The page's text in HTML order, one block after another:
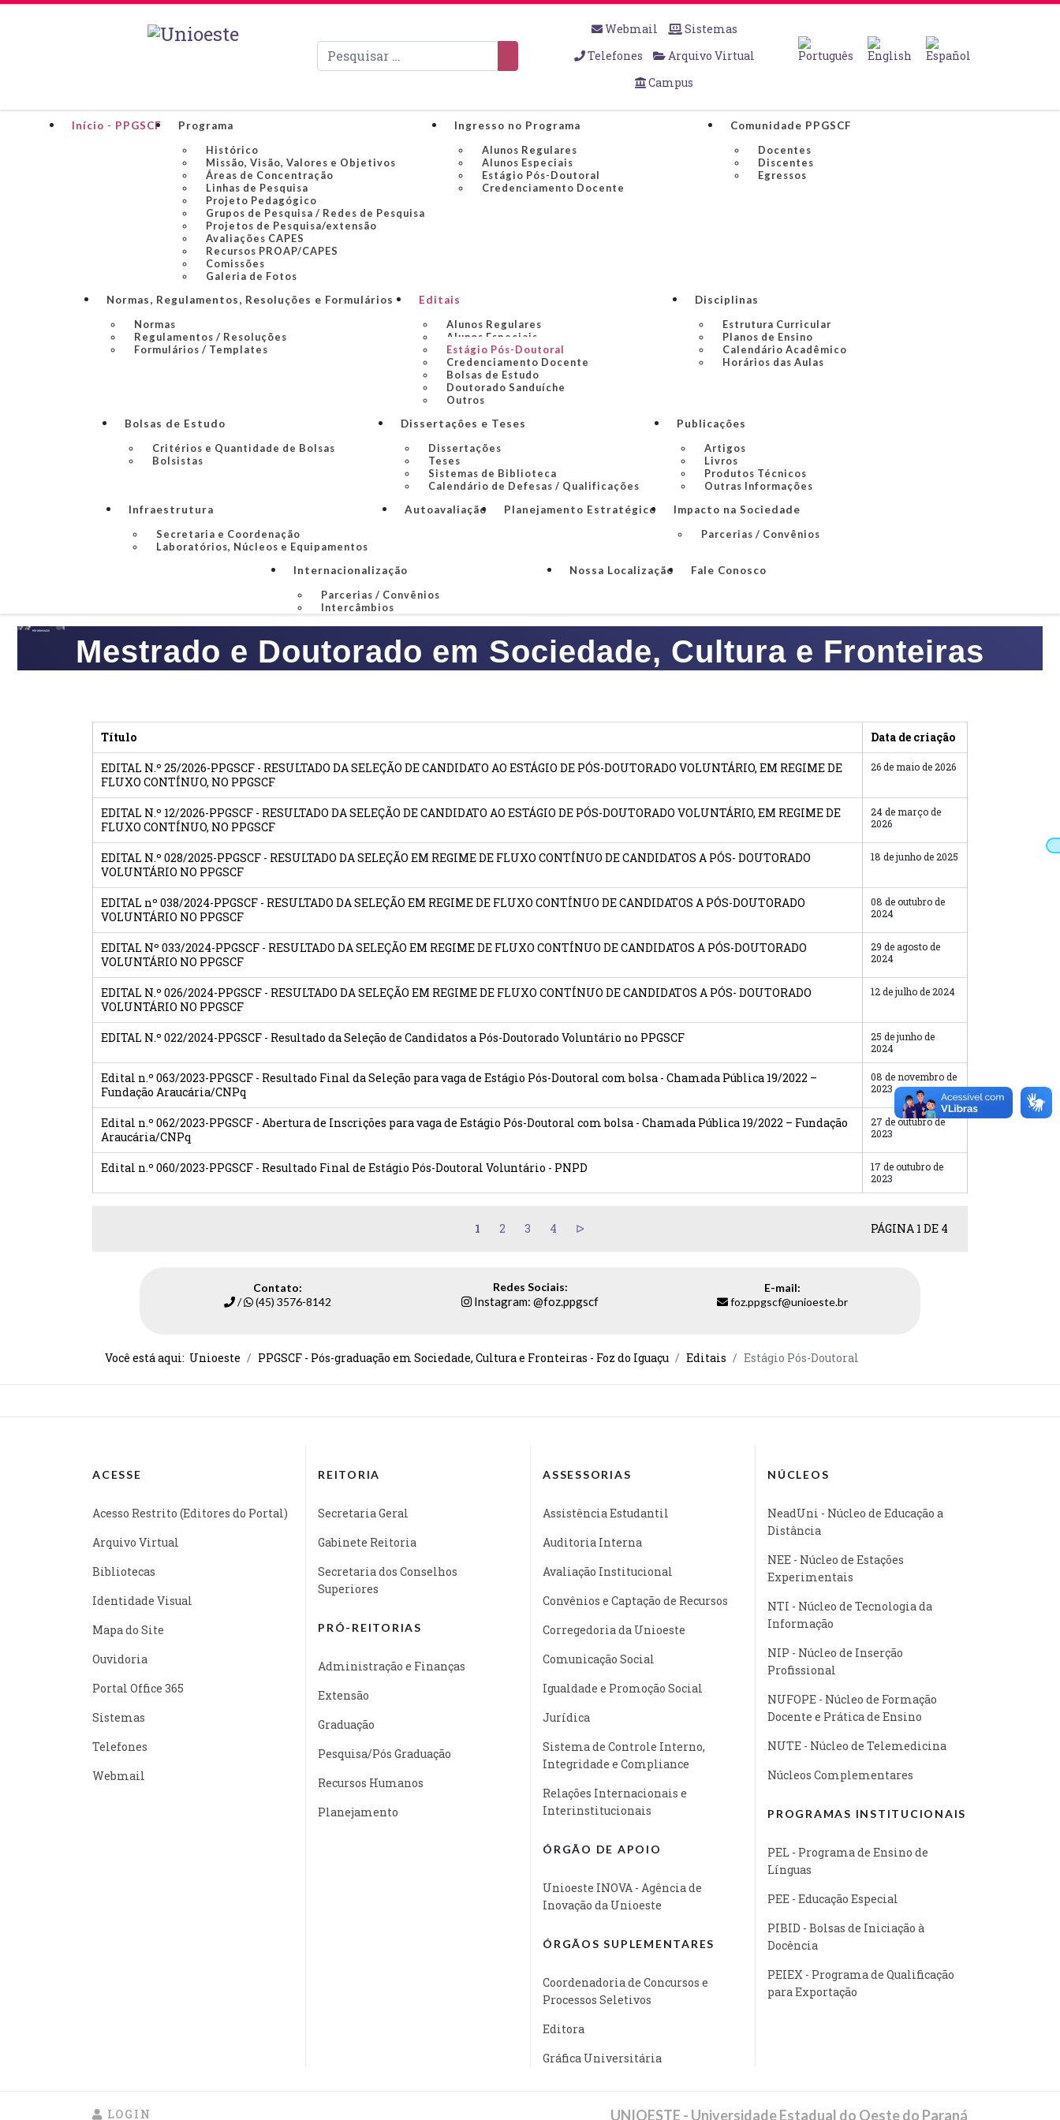
Pesquisar
Webmail
Sistemas
Telefones
Arquivo Virtual
Campus
Início - PPGSCF
Programa
Histórico
Missão, Visão, Valores e Objetivos
Áreas de Concentração
Linhas de Pesquisa
Projeto Pedagógico
Grupos de Pesquisa / Redes de Pesquisa
Projetos de Pesquisa/extensão
Avaliações CAPES
Recursos PROAP/CAPES
Comissões
Galeria de Fotos
Ingresso no Programa
Alunos Regulares
Alunos Especiais
Estágio Pós-Doutoral
Credenciamento Docente
Comunidade PPGSCF
Docentes
Discentes
Egressos
Normas, Regulamentos, Resoluções e Formulários
Normas
Regulamentos / Resoluções
Formulários / Templates
Editais
Alunos Regulares
Alunos Especiais
Estágio Pós-Doutoral
Credenciamento Docente
Bolsas de Estudo
Doutorado Sanduíche
Outros
Disciplinas
Estrutura Curricular
Planos de Ensino
Calendário Acadêmico
Horários das Aulas
Bolsas de Estudo
Critérios e Quantidade de Bolsas
Bolsistas
Dissertações e Teses
Dissertações
Teses
Sistemas de Biblioteca
Calendário de Defesas / Qualificações
Publicações
Artigos
Livros
Produtos Técnicos
Outras Informações
Infraestrutura
Secretaria e Coordenação
Laboratórios, Núcleos e Equipamentos
Autoavaliação Planejamento Estratégico
Impacto na Sociedade
Parcerias / Convênios
Internacionalização
Parcerias / Convênios
Intercâmbios
Nossa Localização Fale Conosco
Mestrado e Doutorado em Sociedade, Cultura e Fronteiras
Título Data de criação
EDITAL N.º 25/2026-PPGSCF - RESULTADO DA SELEÇÃO DE CANDIDATO AO ESTÁGIO DE PÓS-DOUTORADO VOLUNTÁRIO, EM REGIME DE
FLUXO CONTÍNUO, NO PPGSCF
26 de maio de 2026
EDITAL N.º 12/2026-PPGSCF - RESULTADO DA SELEÇÃO DE CANDIDATO AO ESTÁGIO DE PÓS-DOUTORADO VOLUNTÁRIO, EM REGIME DE
FLUXO CONTÍNUO, NO PPGSCF
24 de março de
2026
EDITAL N.º 028/2025-PPGSCF - RESULTADO DA SELEÇÃO EM REGIME DE FLUXO CONTÍNUO DE CANDIDATOS A PÓS- DOUTORADO
VOLUNTÁRIO NO PPGSCF
18 de junho de 2025
EDITAL nº 038/2024-PPGSCF - RESULTADO DA SELEÇÃO EM REGIME DE FLUXO CONTÍNUO DE CANDIDATOS A PÓS-DOUTORADO
VOLUNTÁRIO NO PPGSCF
08 de outubro de
2024
EDITAL Nº 033/2024-PPGSCF - RESULTADO DA SELEÇÃO EM REGIME DE FLUXO CONTÍNUO DE CANDIDATOS A PÓS-DOUTORADO
VOLUNTÁRIO NO PPGSCF
29 de agosto de
2024
EDITAL N.º 026/2024-PPGSCF - RESULTADO DA SELEÇÃO EM REGIME DE FLUXO CONTÍNUO DE CANDIDATOS A PÓS- DOUTORADO
VOLUNTÁRIO NO PPGSCF
12 de julho de 2024
EDITAL N.º 022/2024-PPGSCF - Resultado da Seleção de Candidatos a Pós-Doutorado Voluntário no PPGSCF
25 de junho de
2024
Edital n.º 063/2023-PPGSCF - Resultado Final da Seleção para vaga de Estágio Pós-Doutoral com bolsa - Chamada Pública 19/2022 –
Fundação Araucária/CNPq
08 de novembro de
2023
Edital n.º 062/2023-PPGSCF - Abertura de Inscrições para vaga de Estágio Pós-Doutoral com bolsa - Chamada Pública 19/2022 – Fundação
Araucária/CNPq
27 de outubro de
2023
Edital n.º 060/2023-PPGSCF - Resultado Final de Estágio Pós-Doutoral Voluntário - PNPD
17 de outubro de
2023
1 2 3 4 PÁGINA 1 DE 4
Contato:
/
(45) 3576-8142
Redes Sociais:
Instagram: @foz.ppgscf
E-mail:
foz.ppgscf@unioeste.br
Você está aqui: Unioeste PPGSCF - Pós-graduação em Sociedade, Cultura e Fronteiras - Foz do Iguaçu Editais Estágio Pós-Doutoral
ACESSE
Acesso Restrito (Editores do Portal)
Arquivo Virtual
Bibliotecas
Identidade Visual
Mapa do Site
Ouvidoria
Portal Office 365
Sistemas
Telefones
Webmail
REITORIA
Secretaria Geral
Gabinete Reitoria
Secretaria dos Conselhos
Superiores
PRÓ-REITORIAS
Administração e Finanças
Extensão
Graduação
Pesquisa/Pós Graduação
Recursos Humanos
Planejamento
ASSESSORIAS
Assistência Estudantil
Auditoria Interna
Avaliação Institucional
Convênios e Captação de Recursos
Corregedoria da Unioeste
Comunicação Social
Igualdade e Promoção Social
Jurídica
Sistema de Controle Interno,
Integridade e Compliance
Relações Internacionais e
Interinstitucionais
ÓRGÃO DE APOIO
Unioeste INOVA - Agência de
Inovação da Unioeste
ÓRGÃOS SUPLEMENTARES
Coordenadoria de Concursos e
Processos Seletivos
Editora
Gráfica Universitária
NÚCLEOS
NeadUni - Núcleo de Educação a
Distância
NEE - Núcleo de Estações
Experimentais
NTI - Núcleo de Tecnologia da
Informação
NIP - Núcleo de Inserção
Profissional
NUFOPE - Núcleo de Formação
Docente e Prática de Ensino
NUTE - Núcleo de Telemedicina
Núcleos Complementares
PROGRAMAS INSTITUCIONAIS
PEL - Programa de Ensino de
Línguas
PEE - Educação Especial
PIBID - Bolsas de Iniciação à
Docência
PEIEX - Programa de Qualificação
para Exportação
LOGIN UNIOESTE - Universidade Estadual do Oeste do Paraná